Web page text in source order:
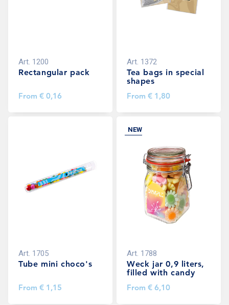
Art. 1200
Rectangular pack
From € 0,16
Art. 1372
Tea bags in special
shapes
From € 1,80
Art. 1705
Tube mini choco's
From € 1,15
NEW
Art. 1788
Weck jar 0,9 liters,
filled with candy
From € 6,10